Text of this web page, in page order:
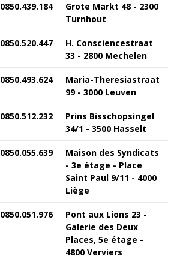
0850.439.184
Grote Markt 48 - 2300
Turnhout
0850.520.447
H. Consciencestraat
33 - 2800 Mechelen
0850.493.624
Maria-Theresiastraat
99 - 3000 Leuven
0850.512.232
Prins Bisschopsingel
34/1 - 3500 Hasselt
0850.055.639
Maison des Syndicats
- 3e étage - Place
Saint Paul 9/11 - 4000
Liège
0850.051.976
Pont aux Lions 23 -
Galerie des Deux
Places, 5e étage -
4800 Verviers